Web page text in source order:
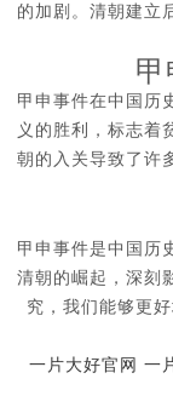
的加剧。清朝建立
甲
甲申事件在中国历
义的胜利，标志着
朝的入关导致了许
甲申事件是中国历
清朝的崛起，深刻
究，我们能够更
一片大好官网 一